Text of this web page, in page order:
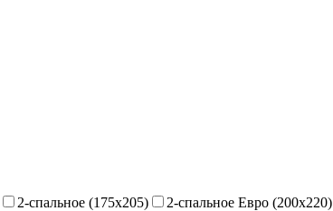
2-спальное (175х205)
2-спальное Евро (200х220)